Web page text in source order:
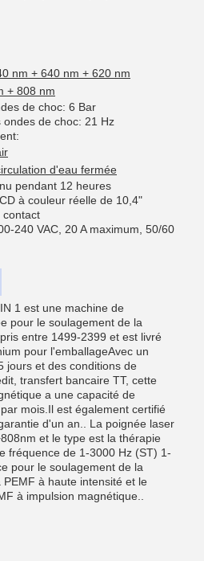
nm + 640 nm + 620 nm
+ 808 nm
de choc: 6 Bar
de choc: 21 Hz
d'eau fermée
pendant 12 heures
à couleur réelle de 10,4"
contact
240 VAC, 20 A maximum, 50/60
1 est une machine de
pour le soulagement de la
entre 1499-2399 et est livré
pour l'emballageAvec un
jours et des conditions de
transfert bancaire TT, cette
a une capacité de
mois.Il est également certifié
d'un an.. La poignée laser
et le type est la thérapie
fréquence de 1-3000 Hz (ST) 1-
pour le soulagement de la
à haute intensité et le
à impulsion magnétique..